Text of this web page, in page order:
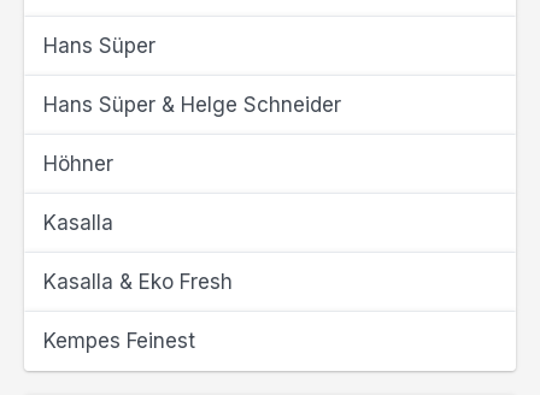
Hans Süper
Hans Süper & Helge Schneider
Höhner
Kasalla
Kasalla & Eko Fresh
Kempes Feinest